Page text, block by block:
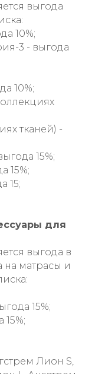
выгода
10%;
3 - выгода
10%;
тканей) -
15%;
15%;
15;
для
выгода в
на матрасы и
15%;
Лион S,